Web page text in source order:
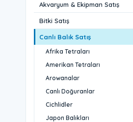
Akvaryum & Ekipman Satış
Bitki Satış
Canlı Balık Satış
Afrika Tetraları
Amerikan Tetraları
Arowanalar
Canlı Doğuranlar
Cichlidler
Japon Balıkları